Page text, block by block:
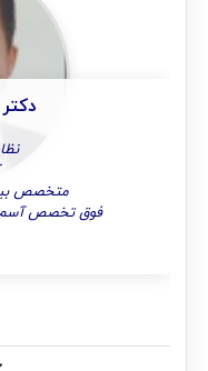
متخصص
فوق تخصص آسم،